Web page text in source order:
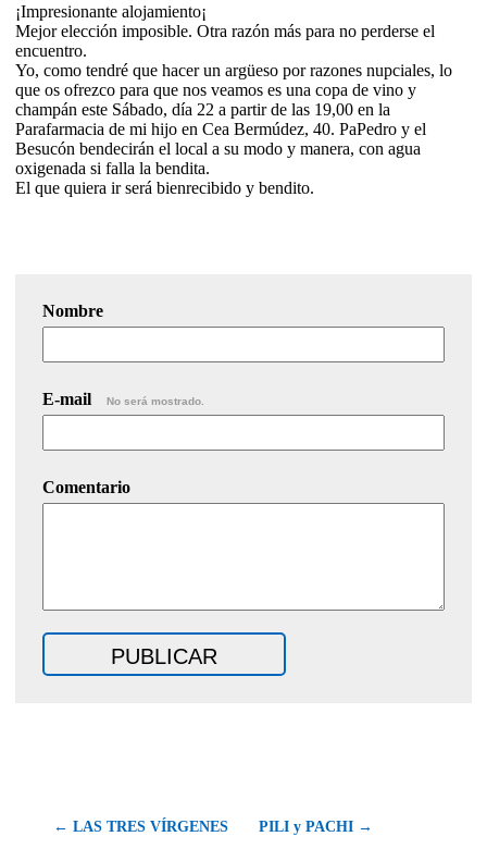
¡Impresionante alojamiento¡
Mejor elección imposible. Otra razón más para no perderse el
encuentro.
Yo, como tendré que hacer un argüeso por razones nupciales, lo
que os ofrezco para que nos veamos es una copa de vino y
champán este Sábado, día 22 a partir de las 19,00 en la
Parafarmacia de mi hijo en Cea Bermúdez, 40. PaPedro y el
Besucón bendecirán el local a su modo y manera, con agua
oxigenada si falla la bendita.
El que quiera ir será bienrecibido y bendito.
Nombre
E-mail No será mostrado.
Comentario
← LAS TRES VÍRGENES PILI y PACHI →